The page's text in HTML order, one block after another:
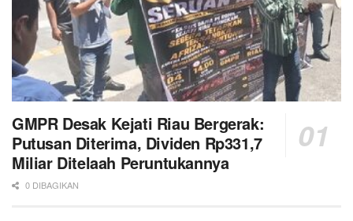
GMPR Desak Kejati Riau Bergerak:
Putusan Diterima, Dividen Rp331,7
Miliar Ditelaah Peruntukannya
0 DIBAGIKAN